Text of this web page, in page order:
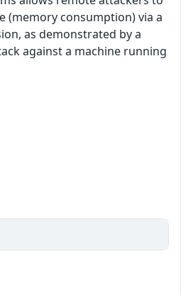
(memory consumption) via a
as demonstrated by a
against a machine running